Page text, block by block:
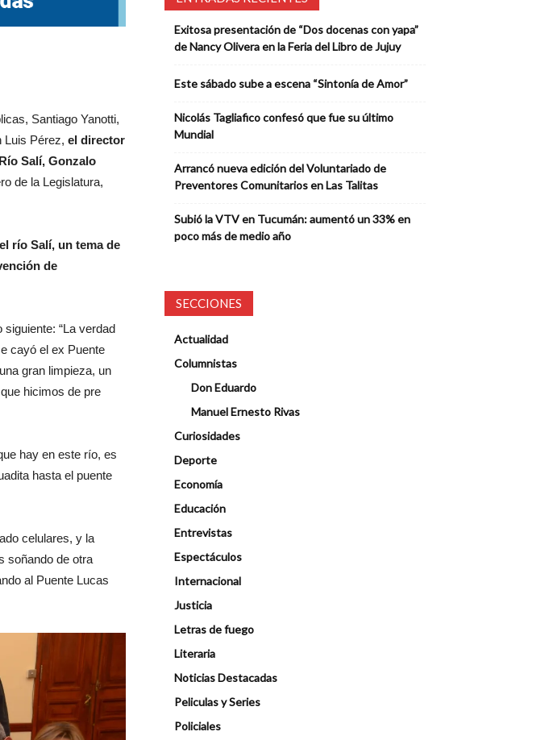
Santiago Yanotti,
Luis Pérez, el director
Salí, Gonzalo
de la Legislatura,
río Salí, un tema de
de
“La verdad
cayó el ex Puente
gran limpieza, un
hicimos de pre
hay en este río, es
hasta el puente
celulares, y la
soñando de otra
al Puente Lucas
Exitosa presentación de “Dos docenas con yapa”
de Nancy Olivera en la Feria del Libro de Jujuy
Este sábado sube a escena “Sintonía de Amor”
Nicolás Tagliafico confesó que fue su último
Mundial
Arrancó nueva edición del Voluntariado de
Preventores Comunitarios en Las Talitas
Subió la VTV en Tucumán: aumentó un 33% en
poco más de medio año
SECCIONES
Actualidad
Columnistas
Don Eduardo
Manuel Ernesto Rivas
Curiosidades
Deporte
Economía
Educación
Entrevistas
Espectáculos
Internacional
Justicia
Letras de fuego
Literaria
Noticias Destacadas
Peliculas y Series
Policiales